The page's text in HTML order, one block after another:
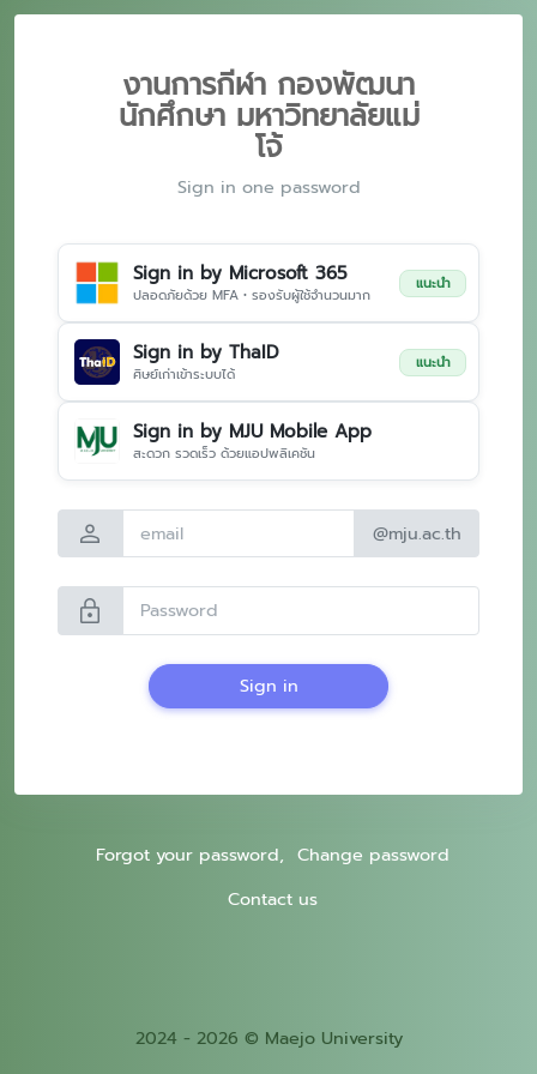
งานการกีฬา กองพัฒนา
นักศึกษา มหาวิทยาลัยแม่
โจ้
Sign in one password
Sign in by Microsoft 365
ปลอดภัยด้วย MFA • รองรับผู้ใช้จำนวนมาก
แนะนำ
Sign in by ThaID
ศิษย์เก่าเข้าระบบได้
แนะนำ
Sign in by MJU Mobile App
สะดวก รวดเร็ว ด้วยแอปพลิเคชัน
person @mju.ac.th
lock
Sign in
Forgot your password, Change password
Contact us
2024 - 2026 © Maejo University